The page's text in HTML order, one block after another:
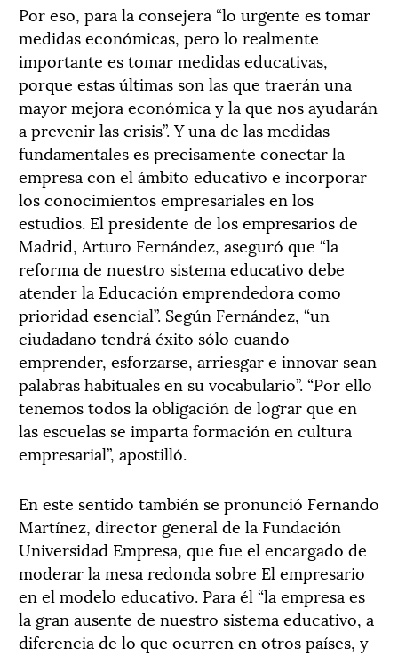
Por eso, para la consejera “lo urgente es tomar
medidas económicas, pero lo realmente
importante es tomar medidas educativas,
porque estas últimas son las que traerán una
mayor mejora económica y la que nos ayudarán
a prevenir las crisis”. Y una de las medidas
fundamentales es precisamente conectar la
empresa con el ámbito educativo e incorporar
los conocimientos empresariales en los
estudios. El presidente de los empresarios de
Madrid, Arturo Fernández, aseguró que “la
reforma de nuestro sistema educativo debe
atender la Educación emprendedora como
prioridad esencial”. Según Fernández, “un
ciudadano tendrá éxito sólo cuando
emprender, esforzarse, arriesgar e innovar sean
palabras habituales en su vocabulario”. “Por ello
tenemos todos la obligación de lograr que en
las escuelas se imparta formación en cultura
empresarial”, apostilló.
En este sentido también se pronunció Fernando
Martínez, director general de la Fundación
Universidad Empresa, que fue el encargado de
moderar la mesa redonda sobre El empresario
en el modelo educativo. Para él “la empresa es
la gran ausente de nuestro sistema educativo, a
diferencia de lo que ocurren en otros países, y